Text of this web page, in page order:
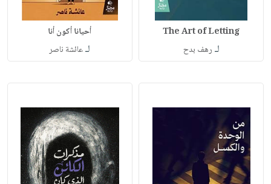
The Art of Letting
لـ رهف بدح
أحيانا أكون أنا
لـعائشة ناصر